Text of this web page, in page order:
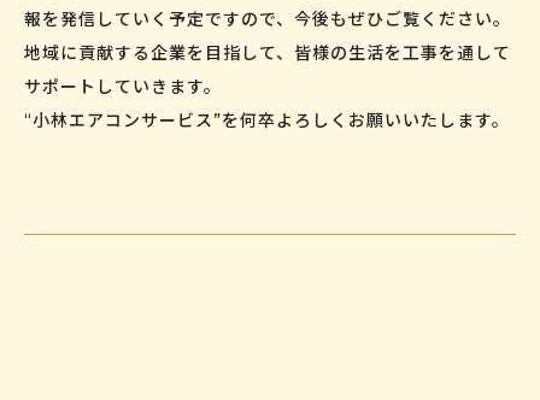
報を発信していく予定ですので、今後もぜひご覧ください。
地域に貢献する企業を目指して、皆様の生活を工事を通して
サポートしていきます。
“小林エアコンサービス”を何卒よろしくお願いいたします。